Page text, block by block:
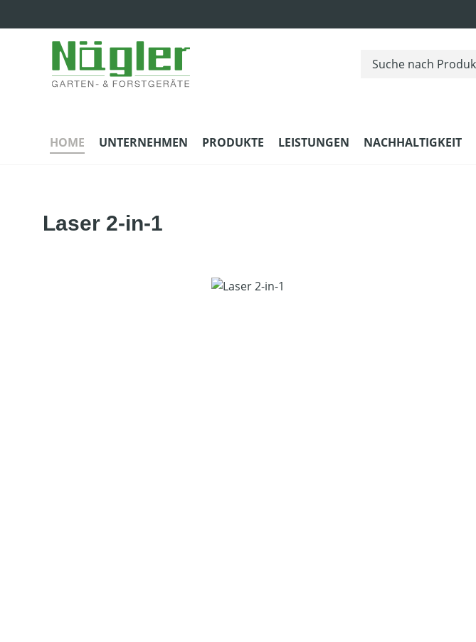
HOME UNTERNEHMEN PRODUKTE LEISTUNGEN NACHHALTIGKEIT
Laser 2-in-1